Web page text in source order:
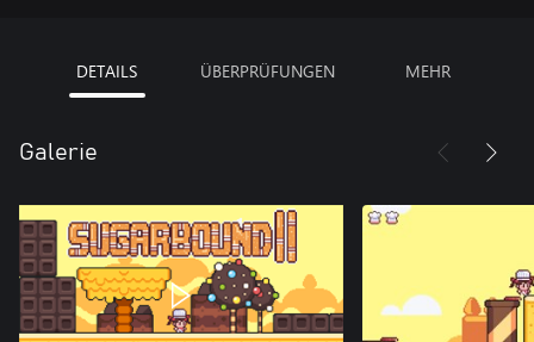
DETAILS ÜBERPRÜFUNGEN MEHR
Galerie